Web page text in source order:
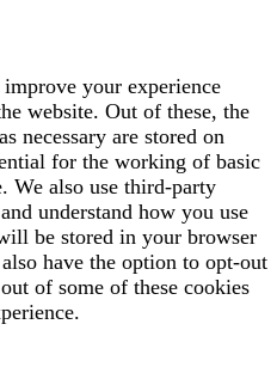
your experience
website. Out of these, the
necessary are stored on
for the working of basic
We also use third-party
understand how you use
be stored in your browser
have the option to opt-out
of some of these cookies